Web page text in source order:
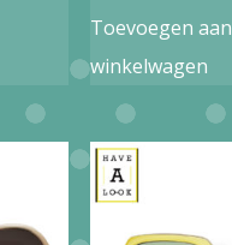
Toevoegen aan
winkelwagen